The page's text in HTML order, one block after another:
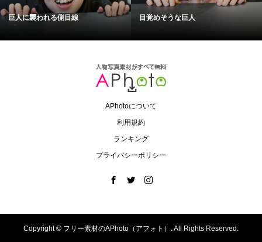
巨人に襲われる側目線 目覚めそうな巨人
APhotoについて
利用規約
ランキング
プライバシーポリシー
Copyright © フリー素材のAPhoto（アフォト）. All Rights Reserved.